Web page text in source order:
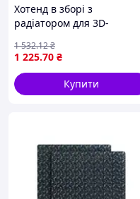
Хотенд в зборі з
радіатором для 3D-
3 Pro Plus Max сопло 0.4мм
латунь для друку
SKU_50.204.0001
1 225.70 ₴
1 532.12₴
Купити